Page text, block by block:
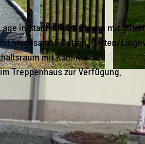
© Pension
in Stadtnähe zu Plauen mit
insgesamt 5 Betten, Garten/
mit Kamin.
Treppenhaus zur Verfügung.